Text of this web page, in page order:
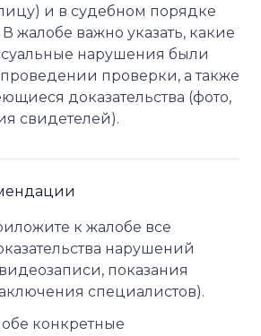
и в судебном порядке
жалобе важно указать, какие
нарушения были
проверки, а также
доказательства (фото,
свидетелей).
к жалобе все
нарушений
показания
специалистов).
конкретные